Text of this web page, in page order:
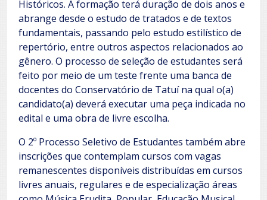
Históricos. A formação terá duração de dois anos e
abrange desde o estudo de tratados e de textos
fundamentais, passando pelo estudo estilístico de
repertório, entre outros aspectos relacionados ao
gênero. O processo de seleção de estudantes será
feito por meio de um teste frente uma banca de
docentes do Conservatório de Tatuí na qual o(a)
candidato(a) deverá executar uma peça indicada no
edital e uma obra de livre escolha.
O 2º Processo Seletivo de Estudantes também abre
inscrições que contemplam cursos com vagas
remanescentes disponíveis distribuídas em cursos
livres anuais, regulares e de especialização áreas